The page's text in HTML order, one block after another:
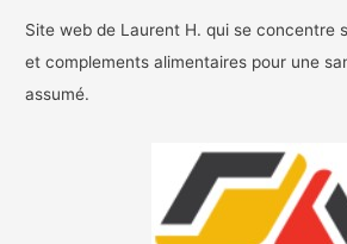
Site web de Laurent H. qui se concentre
et complements alimentaires pour une
assumé.